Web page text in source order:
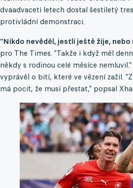
dvaadvaceti letech dostal šestiletý
protivládní demonstraci.
"Nikdo nevěděl, jestli ještě žije, nebo
pro The Times. "Takže i když měl
někdy s rodinou celé měsíce
vyprávěl o bití, které ve vězení zažil.
má pocit, že musí přestat," popsal